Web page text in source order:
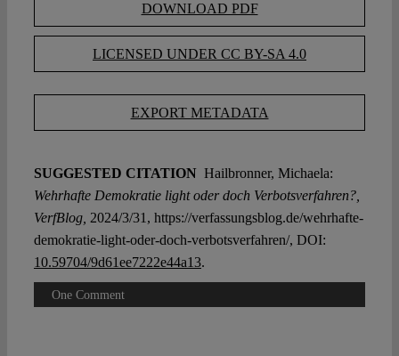
DOWNLOAD PDF
LICENSED UNDER CC BY-SA 4.0
EXPORT METADATA
SUGGESTED CITATION Hailbronner, Michaela:
Wehrhafte Demokratie light oder doch Verbotsverfahren?,
VerfBlog, 2024/3/31, https://verfassungsblog.de/wehrhafte-
demokratie-light-oder-doch-verbotsverfahren/, DOI:
10.59704/9d61ee7222e44a13.
One Comment